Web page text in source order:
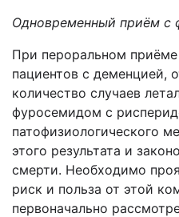
Одновременный приём с
При пероральном
пациентов с деменцией,
количество случаев
фуросемидом с
патофизиологического
этого результата и
смерти. Необходимо
риск и польза от этой
первоначально